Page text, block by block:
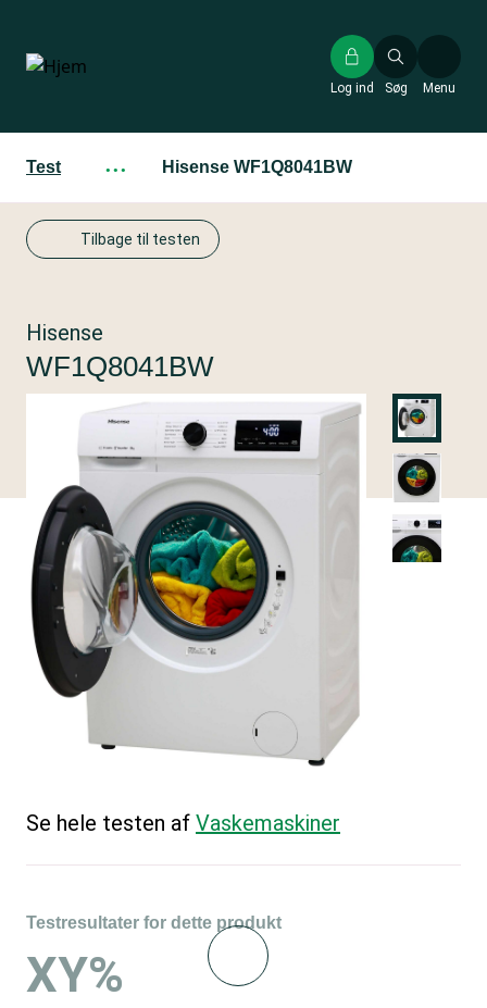
hovedindhold
Søg
Log ind Menu
Test ··· Hisense WF1Q8041BW
Tilbage til testen
Hisense
WF1Q8041BW
Se hele testen af Vaskemaskiner
Testresultater for dette produkt
XY%